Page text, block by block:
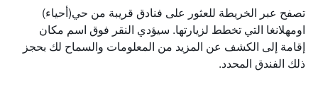
تصفح عبر الخريطة للعثور على فنادق قريبة من حي(أحياء)
اومهلانغا التي تخطط لزيارتها. سيؤدي النقر فوق اسم مكان
إقامة إلى الكشف عن المزيد من المعلومات والسماح لك بحجز
ذلك الفندق المحدد.